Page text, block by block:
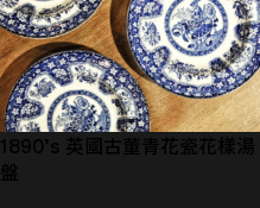
1890’s 英國古董青花瓷花樣湯
盤